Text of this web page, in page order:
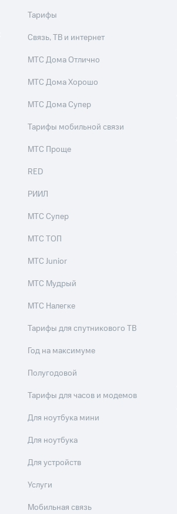
Тарифы
Связь, ТВ и интернет
МТС Дома Отлично
МТС Дома Хорошо
МТС Дома Супер
Тарифы мобильной связи
МТС Проще
RED
РИИЛ
МТС Супер
МТС ТОП
МТС Junior
МТС Мудрый
МТС Налегке
Тарифы для спутникового ТВ
Год на максимуме
Полугодовой
Тарифы для часов и модемов
Для ноутбука мини
Для ноутбука
Для устройств
Услуги
Мобильная связь